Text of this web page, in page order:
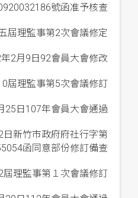
號函准予核查
屆理監事第2次會議修定
2月9日92會員大會修改
屆理監事第5次會議修訂
25日107年會員大會通過
日新竹市政府府社行字第
函同意部份修訂備查
理監事第１次會議修訂